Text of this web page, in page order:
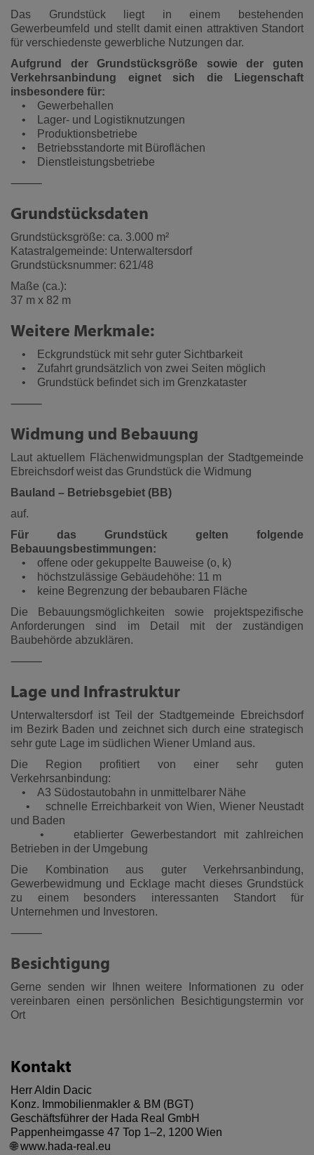
Das Grundstück liegt in einem bestehenden
Gewerbeumfeld und stellt damit einen attraktiven Standort
für verschiedenste gewerbliche Nutzungen dar.
Aufgrund der Grundstücksgröße sowie der guten
Verkehrsanbindung eignet sich die Liegenschaft
insbesondere für:
• Gewerbehallen
• Lager- und Logistiknutzungen
• Produktionsbetriebe
• Betriebsstandorte mit Büroflächen
• Dienstleistungsbetriebe
⸻
Grundstücksdaten
Grundstücksgröße: ca. 3.000 m²
Katastralgemeinde: Unterwaltersdorf
Grundstücksnummer: 621/48
Maße (ca.):
37 m x 82 m
Weitere Merkmale:
• Eckgrundstück mit sehr guter Sichtbarkeit
• Zufahrt grundsätzlich von zwei Seiten möglich
• Grundstück befindet sich im Grenzkataster
⸻
Widmung und Bebauung
Laut aktuellem Flächenwidmungsplan der Stadtgemeinde
Ebreichsdorf weist das Grundstück die Widmung
Bauland – Betriebsgebiet (BB)
auf.
Für das Grundstück gelten folgende
Bebauungsbestimmungen:
• offene oder gekuppelte Bauweise (o, k)
• höchstzulässige Gebäudehöhe: 11 m
• keine Begrenzung der bebaubaren Fläche
Die Bebauungsmöglichkeiten sowie projektspezifische
Anforderungen sind im Detail mit der zuständigen
Baubehörde abzuklären.
⸻
Lage und Infrastruktur
Unterwaltersdorf ist Teil der Stadtgemeinde Ebreichsdorf
im Bezirk Baden und zeichnet sich durch eine strategisch
sehr gute Lage im südlichen Wiener Umland aus.
Die Region profitiert von einer sehr guten
Verkehrsanbindung:
• A3 Südostautobahn in unmittelbarer Nähe
• schnelle Erreichbarkeit von Wien, Wiener Neustadt
und Baden
• etablierter Gewerbestandort mit zahlreichen
Betrieben in der Umgebung
Die Kombination aus guter Verkehrsanbindung,
Gewerbewidmung und Ecklage macht dieses Grundstück
zu einem besonders interessanten Standort für
Unternehmen und Investoren.
⸻
Besichtigung
Gerne senden wir Ihnen weitere Informationen zu oder
vereinbaren einen persönlichen Besichtigungstermin vor
Ort
Kontakt
Herr Aldin Dacic
Konz. Immobilienmakler & BM (BGT)
Geschäftsführer der Hada Real GmbH
Pappenheimgasse 47 Top 1–2, 1200 Wien
🌐www.hada-real.eu